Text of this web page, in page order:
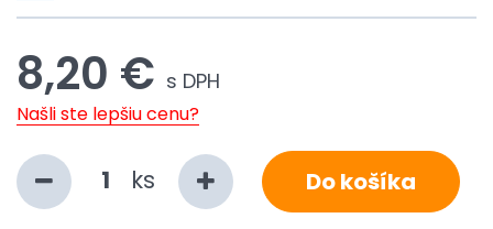
8,20 € s DPH
Našli ste lepšiu cenu?
ks Do košíka